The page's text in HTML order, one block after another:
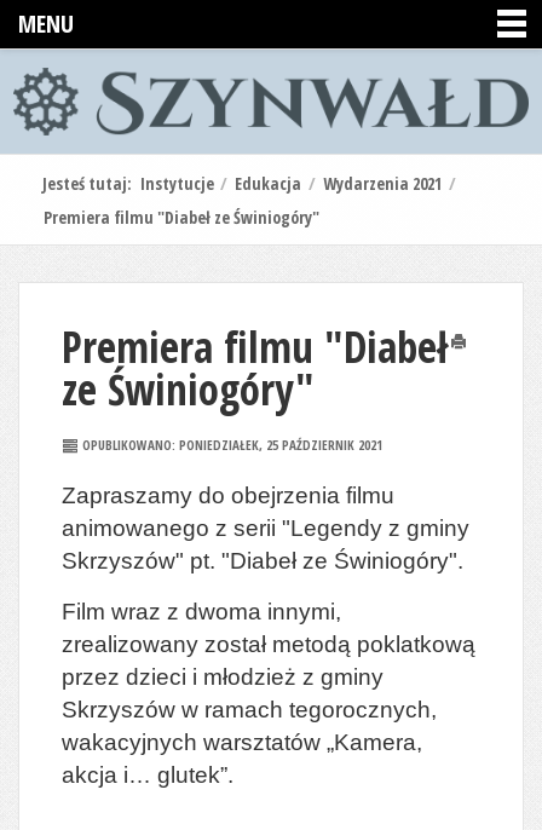
MENU
Jesteś tutaj: Instytucje / Edukacja / Wydarzenia 2021 /
Premiera filmu "Diabeł ze Świniogóry"
Premiera filmu "Diabeł
ze Świniogóry"
OPUBLIKOWANO: PONIEDZIAŁEK, 25 PAŹDZIERNIK 2021
Zapraszamy do obejrzenia filmu
animowanego z serii "Legendy z gminy
Skrzyszów" pt. "Diabeł ze Świniogóry".
Film wraz z dwoma innymi,
zrealizowany został metodą poklatkową
przez dzieci i młodzież z gminy
Skrzyszów w ramach tegorocznych,
wakacyjnych warsztatów „Kamera,
akcja i… glutek”.